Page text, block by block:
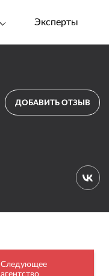
Эксперты
ДОБАВИТЬ ОТЗЫВ
Следующее